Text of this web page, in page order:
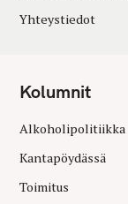
Yhteystiedot
Kolumnit
Alkoholipolitiikka
Kantapöydässä
Toimitus